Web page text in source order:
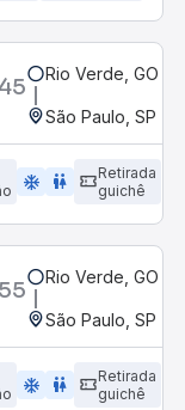
Rio Verde, GO -
São Paulo, SP -
ac_unit wc
Retirada
guichê
Rio Verde, GO -
São Paulo, SP -
ac_unit wc
Retirada
guichê